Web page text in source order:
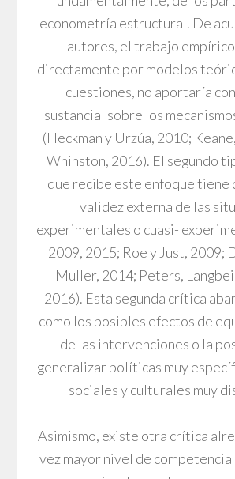
econometría estructural. De
autores, el trabajo
directamente por modelos
cuestiones, no aportaría
sustancial sobre los
(Heckman y Urzúa, 2010;
Whinston, 2016). El segundo
que recibe este enfoque tiene
validez externa de las
experimentales o cuasi-
2009, 2015; Roe y Just, 2009;
Muller, 2014; Peters,
2016). Esta segunda crítica
como los posibles efectos de
de las intervenciones o la
generalizar políticas muy
sociales y culturales muy
Asimismo, existe otra crítica
vez mayor nivel de